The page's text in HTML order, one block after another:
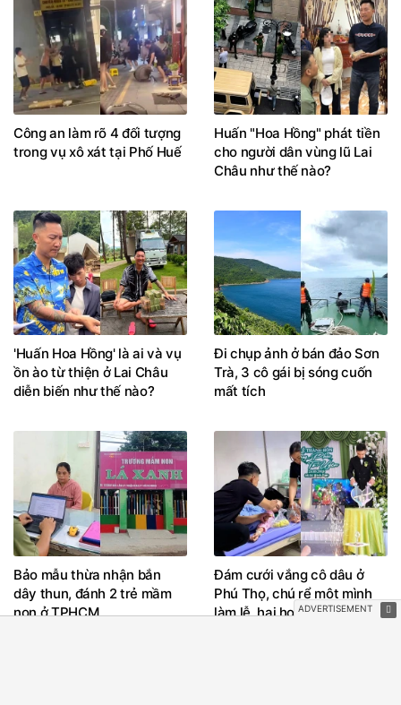
Công an làm rõ 4 đối tượng
trong vụ xô xát tại Phố Huế
Huấn "Hoa Hồng" phát tiền
cho người dân vùng lũ Lai
Châu như thế nào?
'Huấn Hoa Hồng' là ai và vụ
ồn ào từ thiện ở Lai Châu
diễn biến như thế nào?
Đi chụp ảnh ở bán đảo Sơn
Trà, 3 cô gái bị sóng cuốn
mất tích
Bảo mẫu thừa nhận bắn
dây thun, đánh 2 trẻ mầm
non ở TPHCM
Đám cưới vắng cô dâu ở
Phú Thọ, chú rể một mình
làm lễ, hai họ khóc vì